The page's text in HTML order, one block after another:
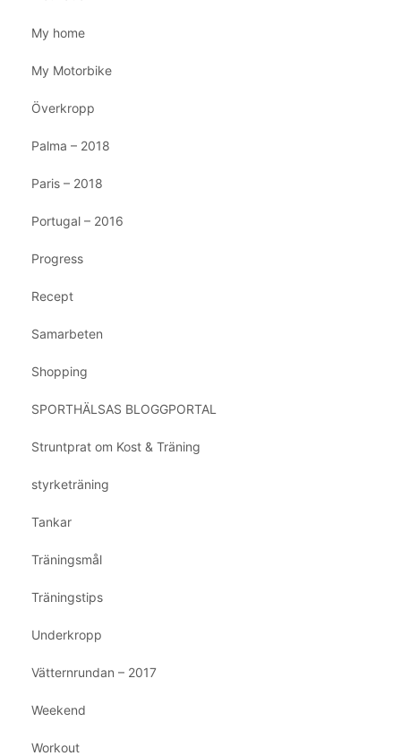
My home
My Motorbike
Överkropp
Palma – 2018
Paris – 2018
Portugal – 2016
Progress
Recept
Samarbeten
Shopping
SPORTHÄLSAS BLOGGPORTAL
Struntprat om Kost & Träning
styrketräning
Tankar
Träningsmål
Träningstips
Underkropp
Vätternrundan – 2017
Weekend
Workout